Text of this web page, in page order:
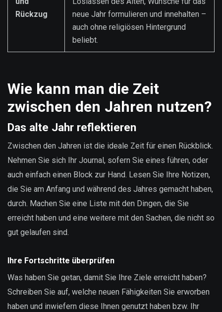
Rückzug
neue Jahr formulieren und innehalten –
auch ohne religiösen Hintergrund
beliebt.
Wie kann man die Zeit
zwischen den Jahren nutzen?
Das alte Jahr reflektieren
Zwischen den Jahren ist die ideale Zeit für einen Rückblick.
Nehmen Sie sich Ihr Journal, sofern Sie eines führen, oder
auch einfach einen Block zur Hand. Lesen Sie Ihre Notizen,
die Sie am Anfang und während des Jahres gemacht haben,
durch. Machen Sie eine Liste mit den Dingen, die Sie
erreicht haben und eine weitere mit den Sachen, die nicht so
gut gelaufen sind.
Ihre Fortschritte überprüfen
Was haben Sie getan, damit Sie Ihre Ziele erreicht haben?
Schreiben Sie auf, welche neuen Fähigkeiten Sie erworben
haben und inwiefern diese Ihnen genutzt haben bzw. Ihr